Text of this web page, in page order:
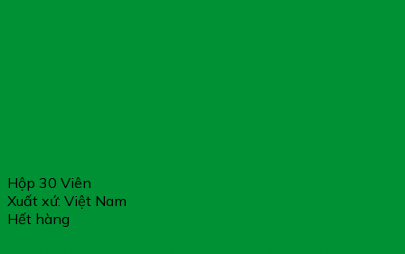
Hộp 30 Viên
Xuất xứ: Việt Nam
Hết hàng